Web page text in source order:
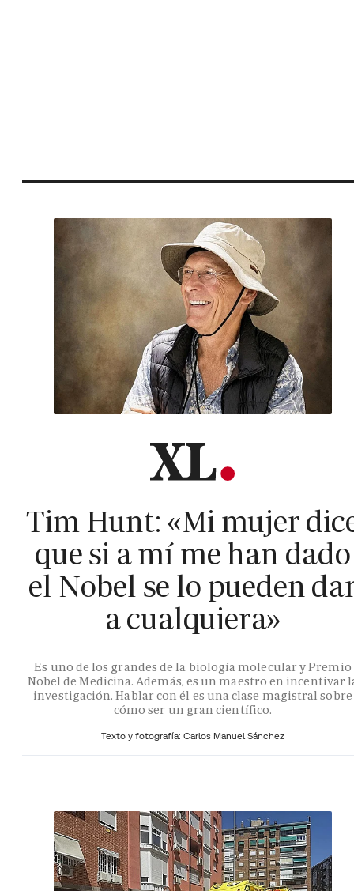
Tim Hunt: «Mi mujer
que si a mí me han dado
el Nobel se lo pueden
a cualquiera»
Es uno de los grandes de la biología molecular y Premio
Nobel de Medicina. Además, es un maestro en incentivar
investigación. Hablar con él es una clase magistral sobre
cómo ser un gran científico.
Texto y fotografía: Carlos Manuel Sánchez